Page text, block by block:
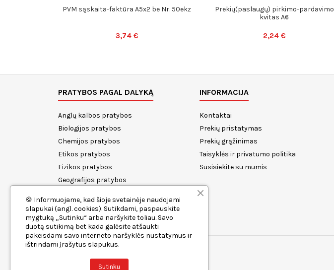
PVM sąskaita-faktūra A5x2 be Nr. 50ekz
3,74 €
Prekių(paslaugų) pirkimo-pardavimo
kvitas A6
2,24 €
PRATYBOS PAGAL DALYKĄ
Anglų kalbos pratybos
Biologijos pratybos
Chemijos pratybos
Etikos pratybos
Fizikos pratybos
Geografijos pratybos
Lietuvių kalbos pratybos
Matematikos pratybos
INFORMACIJA
Kontaktai
Prekių pristatymas
Prekių grąžinimas
Taisyklės ir privatumo politika
Susisiekite su mumis
🍪 Informuojame, kad šioje svetainėje naudojami
slapukai (angl. cookies). Sutikdami, paspauskite
mygtuką „Sutinku“ arba naršykite toliau. Savo
duotą sutikimą bet kada galėsite atšaukti
pakeisdami savo interneto naršyklės nustatymus ir
ištrindami įrašytus slapukus.
Sutinku